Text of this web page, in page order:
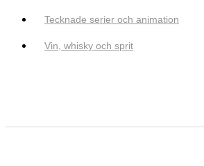
Tecknade serier och animation
Vin, whisky och sprit